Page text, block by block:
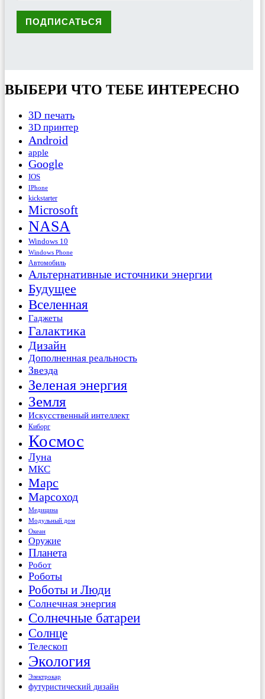
ВЫБЕРИ ЧТО ТЕБЕ ИНТЕРЕСНО
3D печать
3D принтер
Android
apple
Google
IOS
IPhone
kickstarter
Microsoft
NASA
Windows 10
Windows Phone
Автомобиль
Альтернативные источники энергии
Будущее
Вселенная
Гаджеты
Галактика
Дизайн
Дополненная реальность
Звезда
Зеленая энергия
Земля
Искусственный интеллект
Киборг
Космос
Луна
МКС
Марс
Марсоход
Медицина
Модульный дом
Океан
Оружие
Планета
Робот
Роботы
Роботы и Люди
Солнечная энергия
Солнечные батареи
Солнце
Телескоп
Экология
Электрокар
футуристический дизайн